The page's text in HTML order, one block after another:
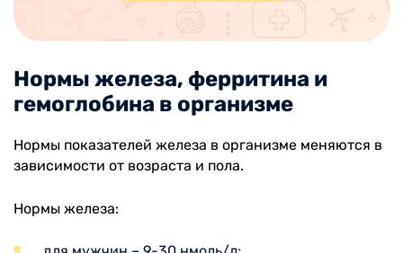
Нормы железа, ферритина и
гемоглобина в организме
Нормы показателей железа в организме меняются в
зависимости от возраста и пола.
Нормы железа: